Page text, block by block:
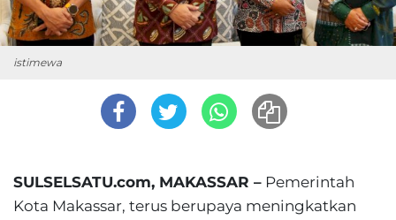
istimewa
SULSELSATU.com, MAKASSAR – Pemerintah
Kota Makassar, terus berupaya meningkatkan